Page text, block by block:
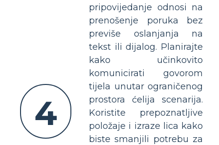
4
pripovijedanje odnosi na
prenošenje poruka bez
previše oslanjanja na
tekst ili dijalog. Planirajte
kako učinkovito
komunicirati govorom
tijela unutar ograničenog
prostora ćelija scenarija.
Koristite prepoznatljive
položaje i izraze lica kako
biste smanjili potrebu za